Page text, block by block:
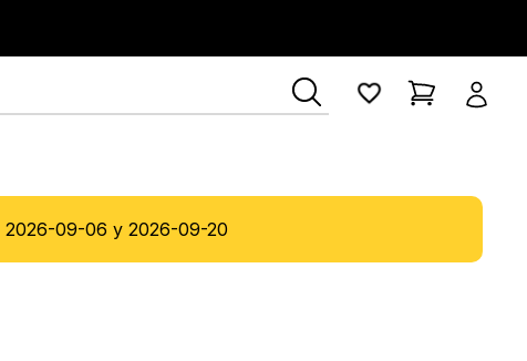
2026-09-06 y 2026-09-20